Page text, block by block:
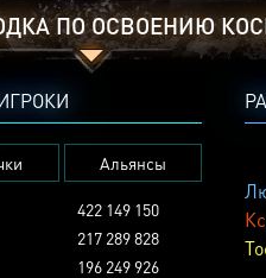
ПО ОСВОЕНИЮ
Альянсы
422 149 150
217 289 828
196 249 926